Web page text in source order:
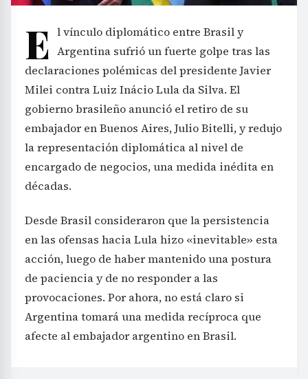
E l vínculo diplomático entre Brasil y
Argentina sufrió un fuerte golpe tras las
declaraciones polémicas del presidente Javier
Milei contra Luiz Inácio Lula da Silva. El
gobierno brasileño anunció el retiro de su
embajador en Buenos Aires, Julio Bitelli, y redujo
la representación diplomática al nivel de
encargado de negocios, una medida inédita en
décadas.
Desde Brasil consideraron que la persistencia
en las ofensas hacia Lula hizo «inevitable» esta
acción, luego de haber mantenido una postura
de paciencia y de no responder a las
provocaciones. Por ahora, no está claro si
Argentina tomará una medida recíproca que
afecte al embajador argentino en Brasil.